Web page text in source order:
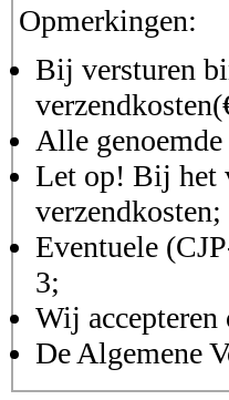
Opmerkingen:
Bij versturen
Alle
Let op! Bij het
verzendkosten;
Eventuele
3;
Wij
De Algemene